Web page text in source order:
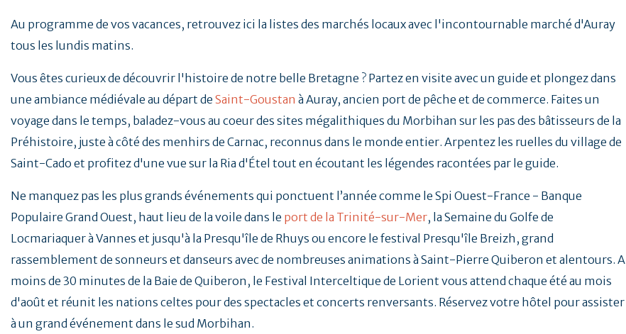
Au programme de vos vacances, retrouvez ici la listes des marchés locaux avec l'incontournable marché d'Auray
tous les lundis matins.
Vous êtes curieux de découvrir l'histoire de notre belle Bretagne ? Partez en visite avec un guide et plongez dans
une ambiance médiévale au départ de Saint-Goustan à Auray, ancien port de pêche et de commerce. Faites un
voyage dans le temps, baladez-vous au coeur des sites mégalithiques du Morbihan sur les pas des bâtisseurs de la
Préhistoire, juste à côté des menhirs de Carnac, reconnus dans le monde entier. Arpentez les ruelles du village de
Saint-Cado et profitez d'une vue sur la Ria d'Étel tout en écoutant les légendes racontées par le guide.
Ne manquez pas les plus grands événements qui ponctuent l’année comme le Spi Ouest-France - Banque
Populaire Grand Ouest, haut lieu de la voile dans le port de la Trinité-sur-Mer, la Semaine du Golfe de
Locmariaquer à Vannes et jusqu'à la Presqu'île de Rhuys ou encore le festival Presqu'île Breizh, grand
rassemblement de sonneurs et danseurs avec de nombreuses animations à Saint-Pierre Quiberon et alentours. A
moins de 30 minutes de la Baie de Quiberon, le Festival Interceltique de Lorient vous attend chaque été au mois
d'août et réunit les nations celtes pour des spectacles et concerts renversants. Réservez votre hôtel pour assister
à un grand événement dans le sud Morbihan.